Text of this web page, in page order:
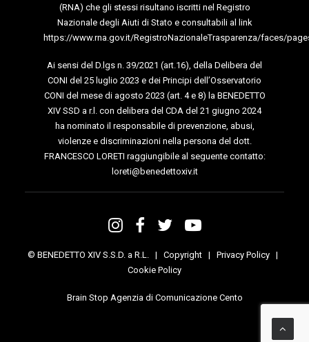
(RNA) che gli stessi risultano iscritti nel Registro
Nazionale degli Aiuti di Stato e consultabili al link
https://www.rna.gov.it/RegistroNazionaleTrasparenza/faces/
Ai sensi del D.lgs n. 39/2021 (art.16), della Delibera del
CONI del 25 luglio 2023 e dei Principi dell’Osservatorio
CONI del mese di agosto 2023 (art. 4 e 8) la BENEDETTO
XIV SSD a r.l. con delibera del CDA del 21 giugno 2024
ha nominato il responsabile di prevenzione, abusi,
violenze e discriminazioni nella persona del dott.
FRANCESCO LORETI raggiungibile al seguente contatto:
loreti@benedettoxiv.it
© BENEDETTO XIV S.S.D. a R.L. | Copyright| Privacy Policy|
Cookie Policy
Brain Stop Agenzia di Comunicazione Cento